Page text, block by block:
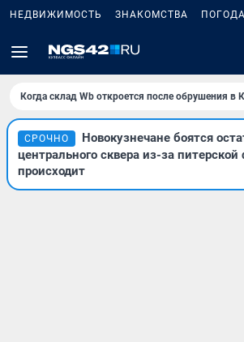
НЕДВИЖИМОСТЬ ЗНАКОМСТВА ПОГОДА
Когда склад Wb откроется после обрушения в
СРОЧНО
Новокузнечане боятся
центрального сквера из-за
происходит